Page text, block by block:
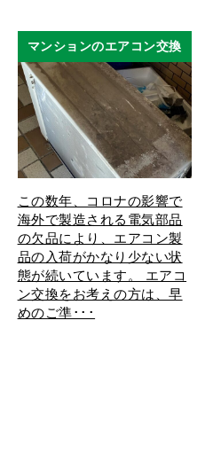
マンションのエアコン交換
この数年、コロナの影響で
海外で製造される電気部品
の欠品により、エアコン製
品の入荷がかなり少ない状
態が続いています。 エアコ
ン交換をお考えの方は、早
めのご準･･･